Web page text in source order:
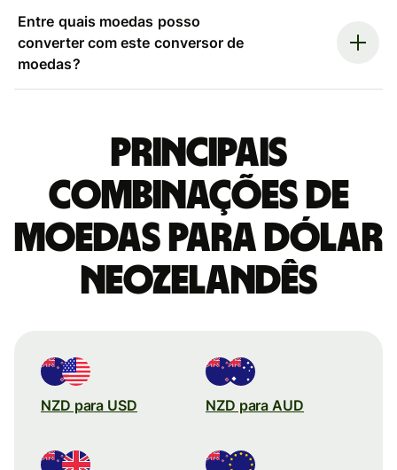
Entre quais moedas posso
converter com este conversor de
moedas?
Principais
combinações de
moedas para Dólar
neozelandês
NZD para USD NZD para AUD